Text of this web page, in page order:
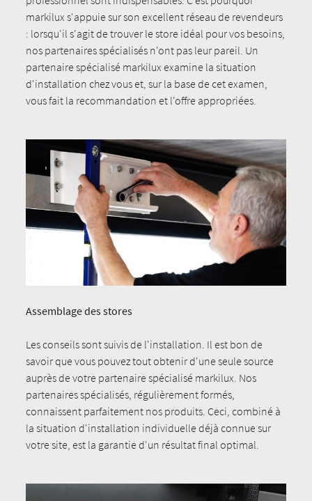
markilux s'appuie sur son excellent réseau de revendeurs
: lorsqu'il s'agit de trouver le store idéal pour vos besoins,
nos partenaires spécialisés n'ont pas leur pareil. Un
partenaire spécialisé markilux examine la situation
d'installation chez vous et, sur la base de cet examen,
vous fait la recommandation et l'offre appropriées.
Assemblage des stores
Les conseils sont suivis de l'installation. Il est bon de
savoir que vous pouvez tout obtenir d'une seule source
auprès de votre partenaire spécialisé markilux. Nos
partenaires spécialisés, régulièrement formés,
connaissent parfaitement nos produits. Ceci, combiné à
la situation d'installation individuelle déjà connue sur
votre site, est la garantie d'un résultat final optimal.